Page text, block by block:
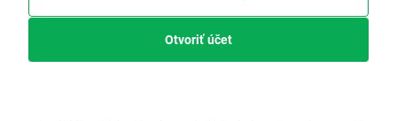
Otvoriť účet